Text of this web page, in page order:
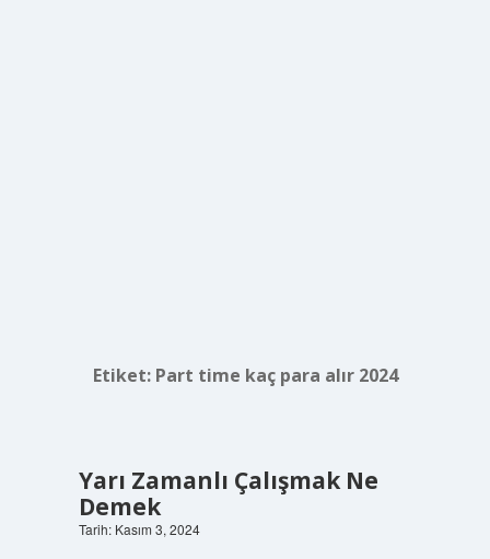
Etiket: Part time kaç para alır 2024
Yarı Zamanlı Çalışmak Ne
Demek
Tarih: Kasım 3, 2024